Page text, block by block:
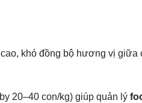
khó đồng bộ hương vị giữa
20–40 con/kg) giúp quản lý